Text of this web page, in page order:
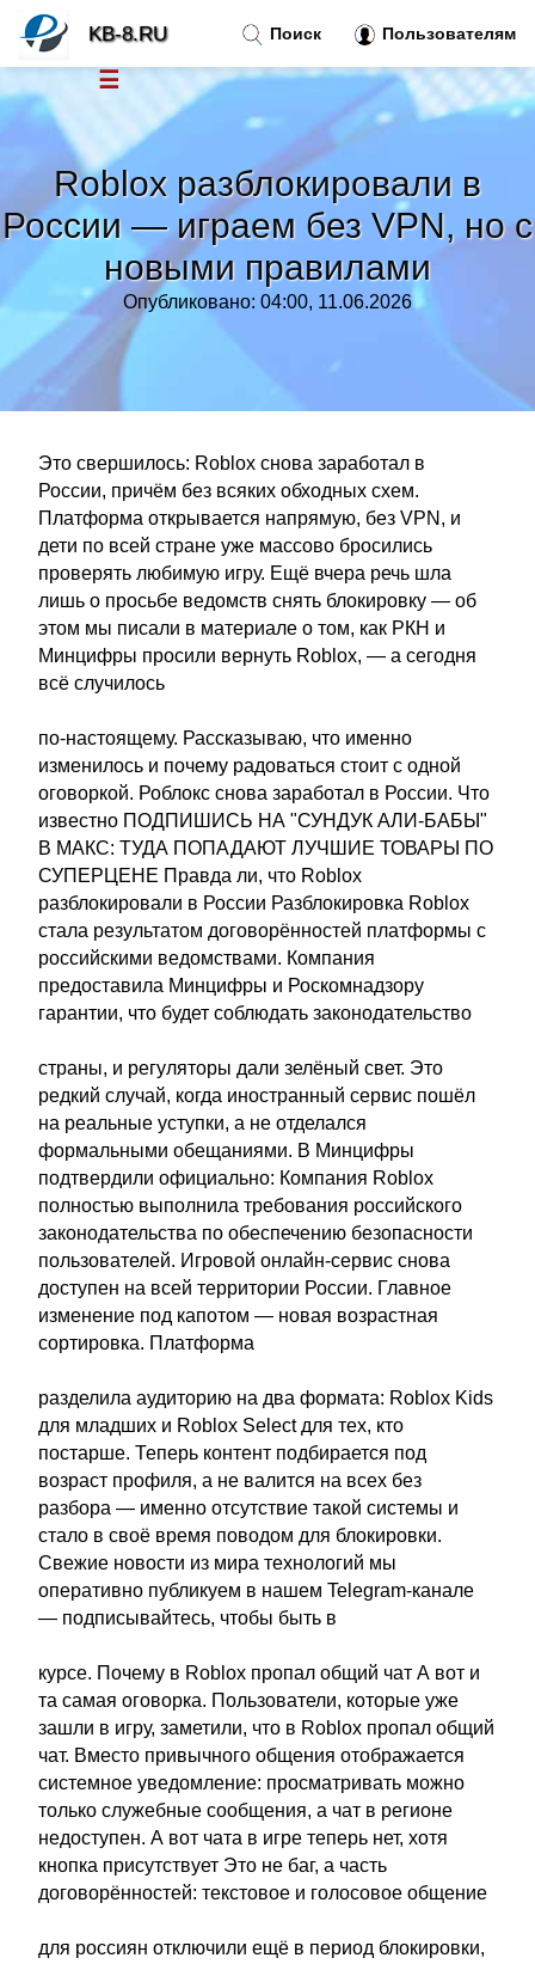
Roblox разблокировали в
России — играем без VPN, но с
новыми правилами
Опубликовано: 04:00, 11.06.2026
Это свершилось: Roblox снова заработал в
России, причём без всяких обходных схем.
Платформа открывается напрямую, без VPN, и
дети по всей стране уже массово бросились
проверять любимую игру. Ещё вчера речь шла
лишь о просьбе ведомств снять блокировку — об
этом мы писали в материале о том, как РКН и
Минцифры просили вернуть Roblox, — а сегодня
всё случилось
по-настоящему. Рассказываю, что именно
изменилось и почему радоваться стоит с одной
оговоркой. Роблокс снова заработал в России. Что
известно ПОДПИШИСЬ НА "СУНДУК АЛИ-БАБЫ"
В МАКС: ТУДА ПОПАДАЮТ ЛУЧШИЕ ТОВАРЫ ПО
СУПЕРЦЕНЕ Правда ли, что Roblox
разблокировали в России Разблокировка Roblox
стала результатом договорённостей платформы с
российскими ведомствами. Компания
предоставила Минцифры и Роскомнадзору
гарантии, что будет соблюдать законодательство
страны, и регуляторы дали зелёный свет. Это
редкий случай, когда иностранный сервис пошёл
на реальные уступки, а не отделался
формальными обещаниями. В Минцифры
подтвердили официально: Компания Roblox
полностью выполнила требования российского
законодательства по обеспечению безопасности
пользователей. Игровой онлайн-сервис снова
доступен на всей территории России. Главное
изменение под капотом — новая возрастная
сортировка. Платформа
разделила аудиторию на два формата: Roblox Kids
для младших и Roblox Select для тех, кто
постарше. Теперь контент подбирается под
возраст профиля, а не валится на всех без
разбора — именно отсутствие такой системы и
стало в своё время поводом для блокировки.
Свежие новости из мира технологий мы
оперативно публикуем в нашем Telegram-канале
— подписывайтесь, чтобы быть в
курсе. Почему в Roblox пропал общий чат А вот и
та самая оговорка. Пользователи, которые уже
зашли в игру, заметили, что в Roblox пропал общий
чат. Вместо привычного общения отображается
системное уведомление: просматривать можно
только служебные сообщения, а чат в регионе
недоступен. А вот чата в игре теперь нет, хотя
кнопка присутствует Это не баг, а часть
договорённостей: текстовое и голосовое общение
для россиян отключили ещё в период блокировки,
Поиск Пользователям
KB-8.RU
☰
Новости
Тренды новостей»
Рубрики»
Правила »
Контакт»